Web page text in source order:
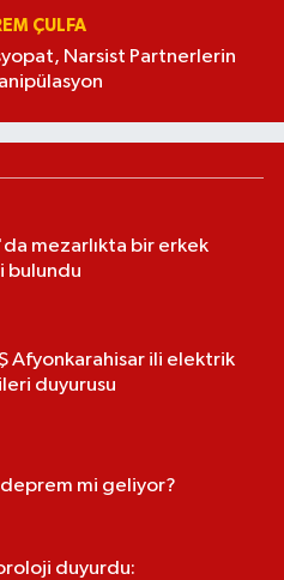
ÇULFA
Narsist Partnerlerin
mezarlıkta bir erkek
bulundu
Afyonkarahisar ili elektrik
duyurusu
deprem mi geliyor?
duyurdu: